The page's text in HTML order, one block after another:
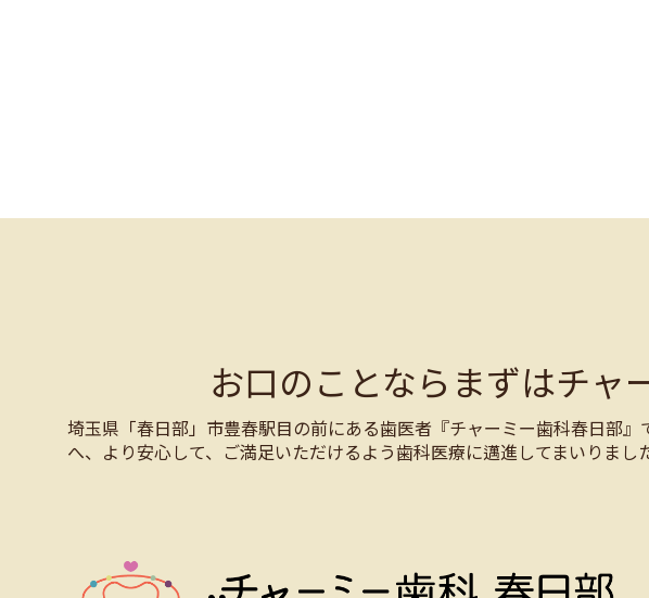
お口のことならまずはチャ
埼玉県「春日部」市豊春駅目の前にある歯医者『チャーミー歯科春日部
へ、より安心して、ご満足いただけるよう歯科医療に邁進してまいりま